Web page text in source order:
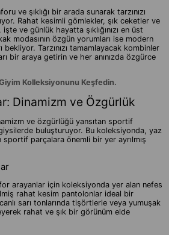
ve şıklığı bir arada sunarak tarzınızı
Rahat kesimli gömlekler, şık ceketler ve
ve günlük hayatta şıklığınızı en üst
modasının özgün yorumları ise modern
Tarzınızı tamamlayacak kombinler
bir araya getirin ve her anınızda özgürce
Kolleksiyonunu Keşfedin.
Dinamizm ve Özgürlük
ve özgürlüğü yansıtan sportif
buluşturuyor. Bu koleksiyonda, yaz
sportif parçalara önemli bir yer ayrılmış
arayanlar için koleksiyonda yer alan nefes
rahat kesim pantolonlar ideal bir
sarı tonlarında tişörtlerle veya yumuşak
rahat ve şık bir görünüm elde